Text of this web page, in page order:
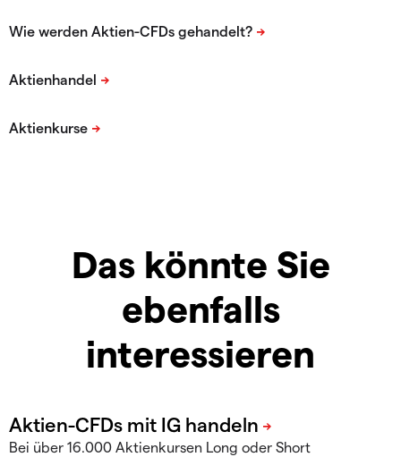
Das könnte Sie
ebenfalls
interessieren
Bei über 16.000 Aktienkursen Long oder Short